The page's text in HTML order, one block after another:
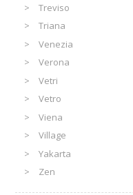
Treviso
Triana
Venezia
Verona
Vetri
Vetro
Viena
Village
Yakarta
Zen